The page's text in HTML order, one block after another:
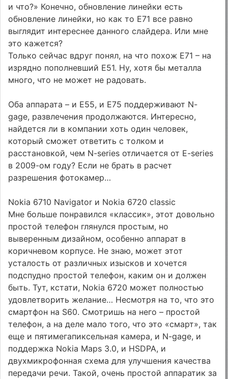
и что?» Конечно, обновление линейки есть
обновление линейки, но как то E71 все равно
выглядит интереснее данного слайдера. Или мне
это кажется?
Только сейчас вдруг понял, на что похож E71 – на
изрядно пополневший E51. Ну, хотя бы металла
много, что не может не радовать.
Оба аппарата – и E55, и E75 поддерживают N-
gage, развлечения продолжаются. Интересно,
найдется ли в компании хоть один человек,
который сможет ответить с толком и
расстановкой, чем N-series отличается от E-series
в 2009-ом году? Если не брать в расчет
разрешения фотокамер…
Nokia 6710 Navigator и Nokia 6720 classic
Мне больше понравился «классик», этот довольно
простой телефон глянулся простым, но
выверенным дизайном, особенно аппарат в
коричневом корпусе. Не знаю, может этот
усталость от различных изысков и хочется
подспудно простой телефон, каким он и должен
быть. Тут, кстати, Nokia 6720 может полностью
удовлетворить желание… Несмотря на то, что это
смартфон на S60. Смотришь на него – простой
телефон, а на деле мало того, что это «смарт», так
еще и пятимегапиксельная камера, и N-gage, и
поддержка Nokia Maps 3.0, и HSDPA, и
двухмикрофонная схема для улучшения качества
передачи речи. Такой, очень простой аппаратик за